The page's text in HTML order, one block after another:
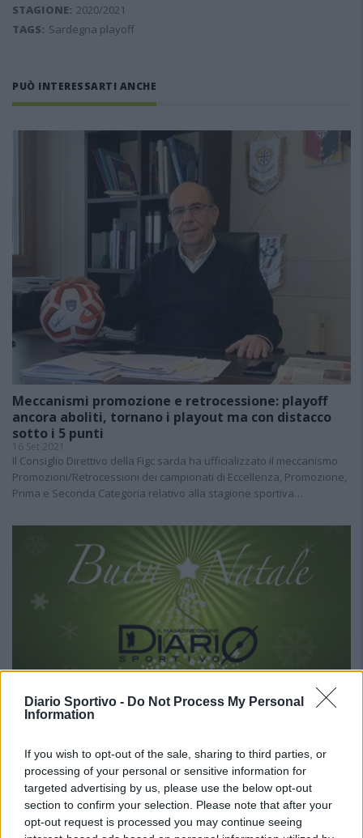
Diario Sportivo - Do Not Process My Personal
Information
If you wish to opt-out of the sale, sharing to third parties, or
processing of your personal or sensitive information for
targeted advertising by us, please use the below opt-out
section to confirm your selection. Please note that after your
opt-out request is processed you may continue seeing
STAGIONE: 2020/2021
TAGS: Sardegna playoff
PUÒ INTERESSARTI ANCHE
Meccanismi promozione e retrocessione: playoff
ancora aboliti, tornano i playout ma con distacco
sotto i 5 punti
16 Set 2021
Il Consiglio Direttivo della Figc sarda ha ufficializzato il meccanismo
Promozioni/Retrocessioni dei campionati di Eccellenza, Promozione,
Prima e Seconda Categoria relativo alla stagione sportiva…
LA REDAZIONE DI DIARIO VI AUGURA BUONE FESTE
24 Dic 2020
La redazione di Diariosportivo augura a tutti i suoi lettori, a tutti